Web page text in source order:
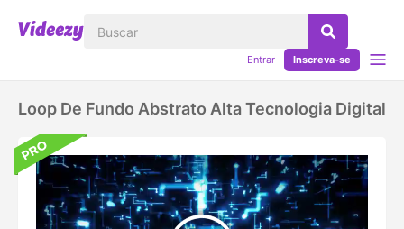
Entrar Inscreva-se
Loop De Fundo Abstrato Alta Tecnologia Digital